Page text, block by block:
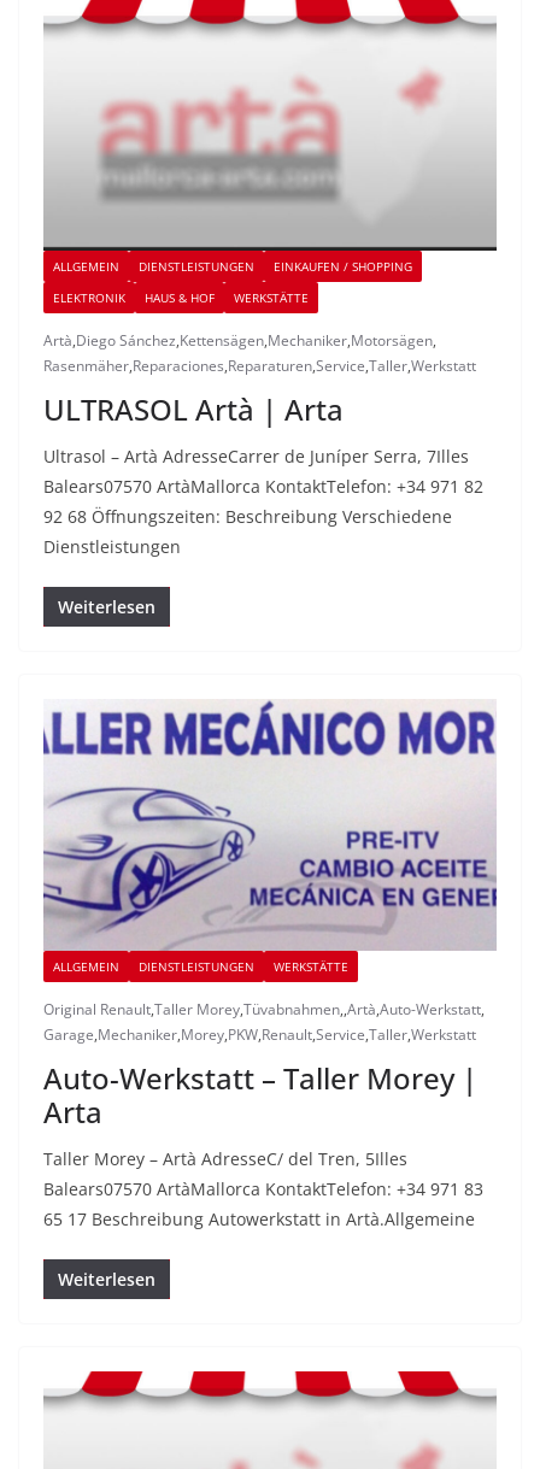
ALLGEMEIN DIENSTLEISTUNGEN
EINKAUFEN / SHOPPING
ELEKTRONIK
HAUS & HOF WERKSTÄTTE
Artà,Diego Sánchez,Kettensägen,Mechaniker,Motorsägen,
Rasenmäher,Reparaciones,Reparaturen,Service,Taller,Werkstatt
ULTRASOL Artà | Arta
Ultrasol – Artà AdresseCarrer de Juníper Serra, 7Illes
Balears07570 ArtàMallorca KontaktTelefon: +34 971 82
92 68 Öffnungszeiten: Beschreibung Verschiedene
Dienstleistungen
Weiterlesen
ALLGEMEIN DIENSTLEISTUNGEN WERKSTÄTTE
Original Renault,Taller Morey,Tüvabnahmen,,Artà,Auto-Werkstatt,
Garage,Mechaniker,Morey,PKW,Renault,Service,Taller,Werkstatt
Auto-Werkstatt – Taller Morey |
Arta
Taller Morey – Artà AdresseC/ del Tren, 5Illes
Balears07570 ArtàMallorca KontaktTelefon: +34 971 83
65 17 Beschreibung Autowerkstatt in Artà.Allgemeine
Weiterlesen